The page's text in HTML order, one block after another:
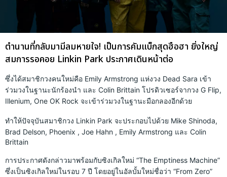
ตำนานที่กลับมามีลมหายใจ! เป็นการคัมแบ็กสุดฮือฮา ยิ่งใหญ่
สมการรอคอย Linkin Park ประกาศเดินหน้าต่อ
ซึ่งได้สมาชิกวงคนใหม่คือ Emily Armstrong แห่งวง Dead Sara เข้า
ร่วมวงในฐานะนักร้องนำ และ Colin Brittain โปรดิวเซอร์จากวง G Flip,
Illenium, One OK Rock จะเข้าร่วมวงในฐานะมือกลองอีกด้วย
ทำให้ปัจจุบันสมาชิกวง Linkin Park จะประกอบไปด้วย Mike Shinoda,
Brad Delson, Phoenix , Joe Hahn , Emily Armstrong และ Colin
Brittain
การประกาศดังกล่าวมาพร้อมกับซิงเกิลใหม่ “The Emptiness Machine”
ซึ่งเป็นซิงเกิลใหม่ในรอบ 7 ปี โดยอยู่ในอัลบั้มใหม่ชื่อว่า “From Zero”